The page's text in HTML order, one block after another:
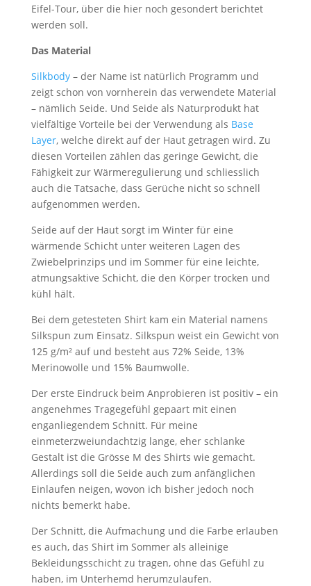
Eifel-Tour, über die hier noch gesondert berichtet
werden soll.
Das Material
Silkbody– der Name ist natürlich Programm und
zeigt schon von vornherein das verwendete Material
– nämlich Seide. Und Seide als Naturprodukt hat
vielfältige Vorteile bei der Verwendung als Base
Layer, welche direkt auf der Haut getragen wird. Zu
diesen Vorteilen zählen das geringe Gewicht, die
Fähigkeit zur Wärmeregulierung und schliesslich
auch die Tatsache, dass Gerüche nicht so schnell
aufgenommen werden.
Seide auf der Haut sorgt im Winter für eine
wärmende Schicht unter weiteren Lagen des
Zwiebelprinzips und im Sommer für eine leichte,
atmungsaktive Schicht, die den Körper trocken und
kühl hält.
Bei dem getesteten Shirt kam ein Material namens
Silkspun zum Einsatz. Silkspun weist ein Gewicht von
125 g/m² auf und besteht aus 72% Seide, 13%
Merinowolle und 15% Baumwolle.
Der erste Eindruck beim Anprobieren ist positiv – ein
angenehmes Tragegefühl gepaart mit einen
enganliegendem Schnitt. Für meine
einmeterzweiundachtzig lange, eher schlanke
Gestalt ist die Grösse M des Shirts wie gemacht.
Allerdings soll die Seide auch zum anfänglichen
Einlaufen neigen, wovon ich bisher jedoch noch
nichts bemerkt habe.
Der Schnitt, die Aufmachung und die Farbe erlauben
es auch, das Shirt im Sommer als alleinige
Bekleidungsschicht zu tragen, ohne das Gefühl zu
haben, im Unterhemd herumzulaufen.